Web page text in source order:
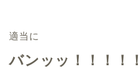
適当に
バンッッ！！！！！